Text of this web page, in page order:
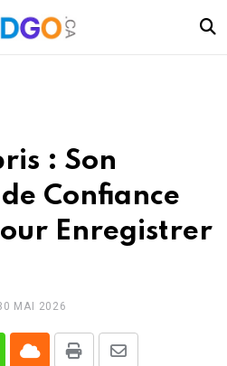
: Son
Confiance
Enregistrer
MAI 2026
CloudPrint
Share